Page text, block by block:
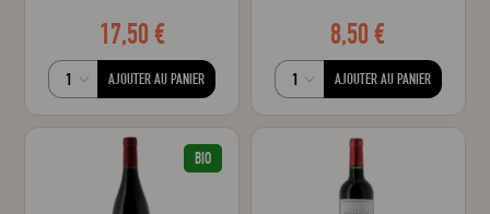
17,50 €
AJOUTER AU PANIER
8,50 €
AJOUTER AU PANIER
BIO